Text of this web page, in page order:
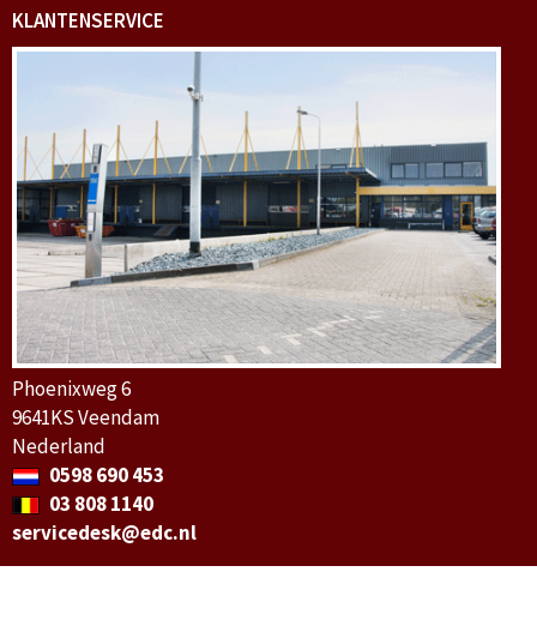
KLANTENSERVICE
Phoenixweg 6
9641KS Veendam
Nederland
0598 690 453
03 808 1140
servicedesk@edc.nl